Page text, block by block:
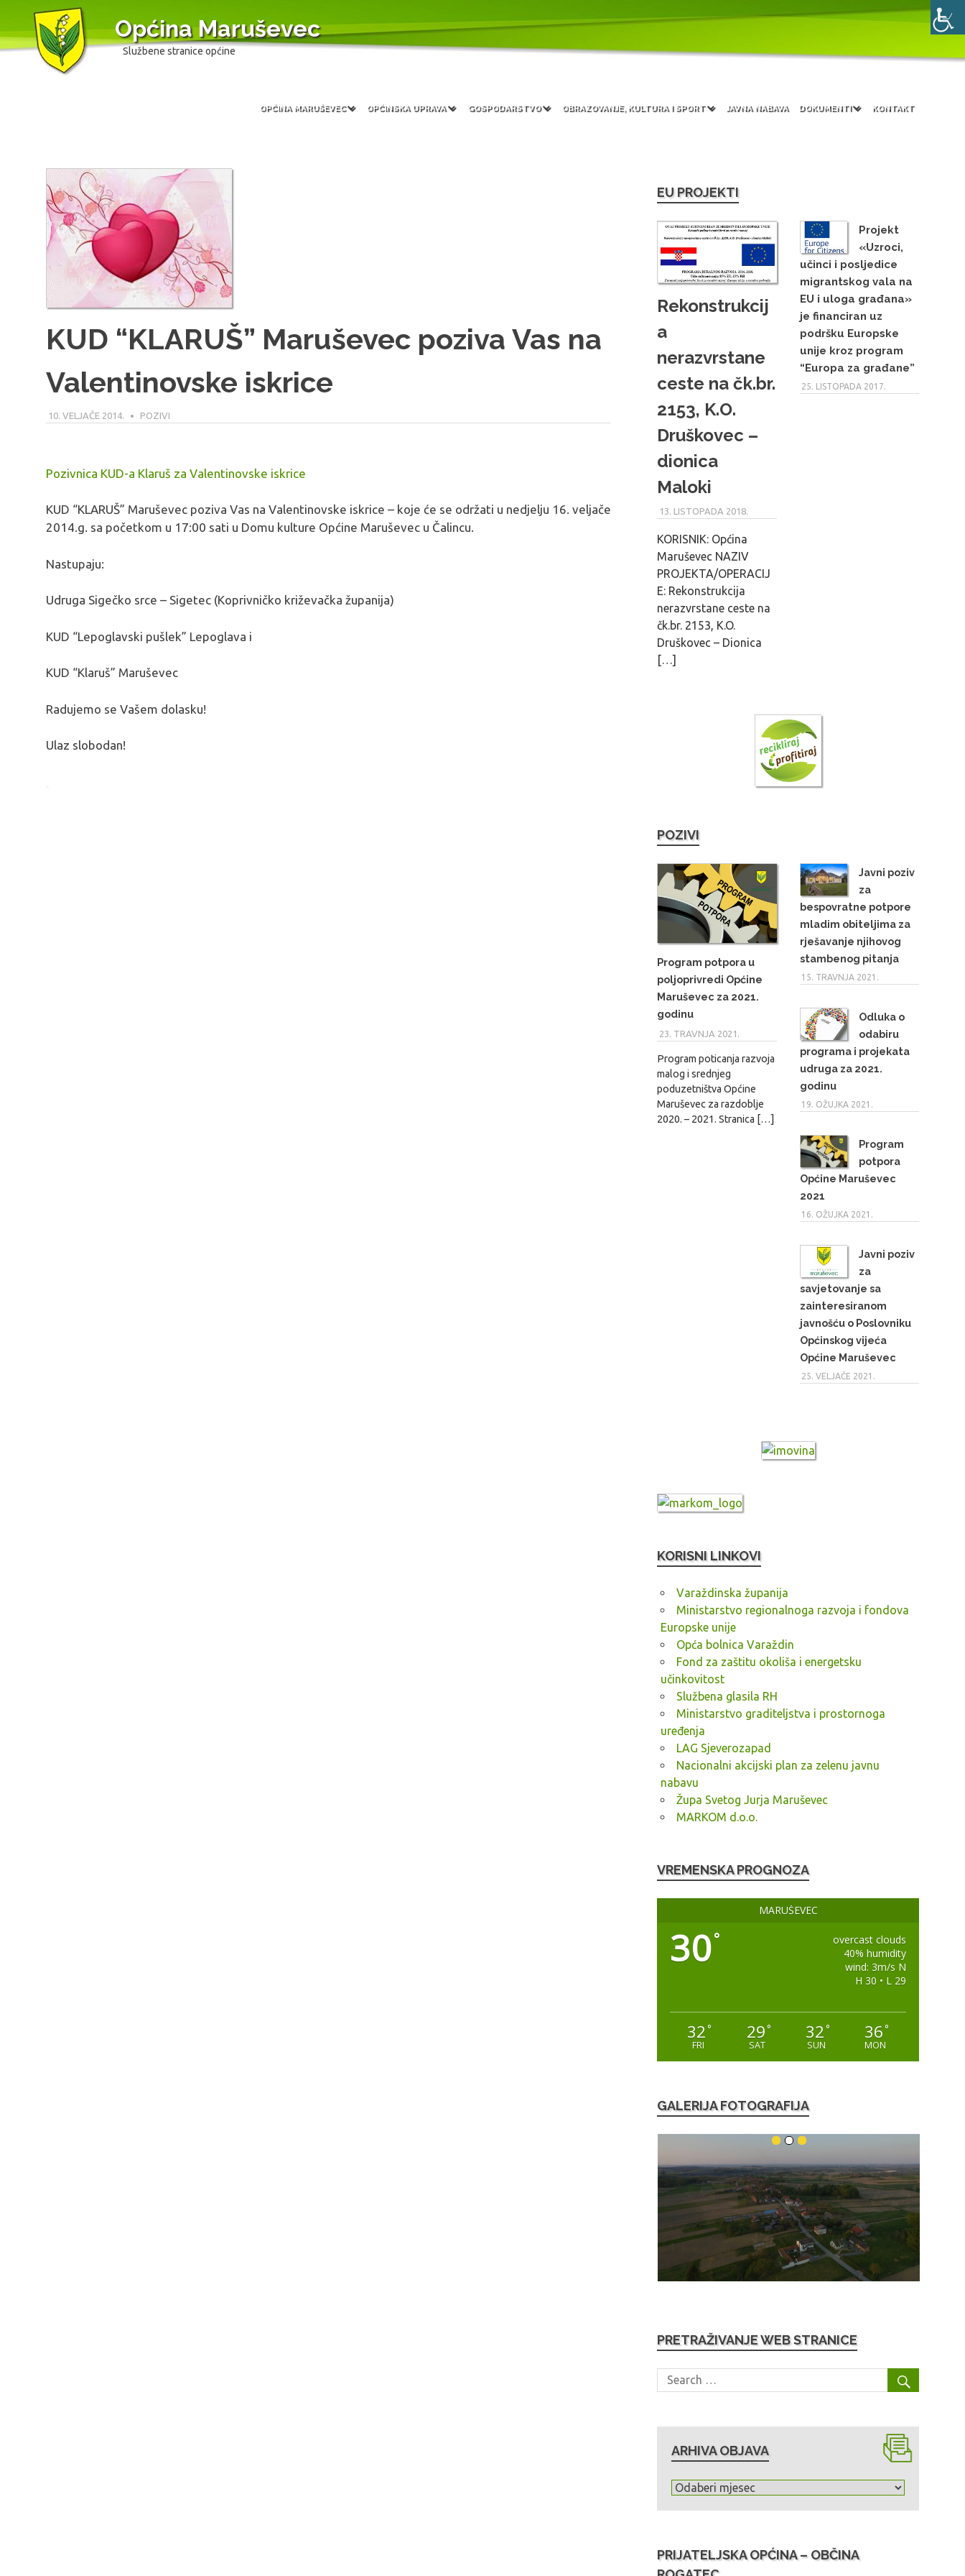
Općina Maruševec
Službene stranice općine
OPĆINA MARUŠEVEC OPĆINSKA UPRAVA GOSPODARSTVO OBRAZOVANJE, KULTURA I SPORT JAVNA NABAVA DOKUMENTI KONTAKT
KUD “KLARUŠ” Maruševec poziva Vas na
Valentinovske iskrice
10. VELJAČE 2014. MODERATOR
POZIVI
Pozivnica KUD-a Klaruš za Valentinovske iskrice
KUD “KLARUŠ” Maruševec poziva Vas na Valentinovske iskrice – koje će se održati u nedjelju 16. veljače
2014.g. sa početkom u 17:00 sati u Domu kulture Općine Maruševec u Čalincu.
Nastupaju:
Udruga Sigečko srce – Sigetec (Koprivničko križevačka županija)
KUD “Lepoglavski pušlek” Lepoglava i
KUD “Klaruš” Maruševec
Radujemo se Vašem dolasku!
Ulaz slobodan!
EU PROJEKTI
Rekonstrukcij
a
nerazvrstane
ceste na čk.br.
2153, K.O.
Druškovec –
dionica
Maloki
13. LISTOPADA 2018.
KORISNIK: Općina
Maruševec NAZIV
PROJEKTA/OPERACIJ
E: Rekonstrukcija
nerazvrstane ceste na
čk.br. 2153, K.O.
Druškovec – Dionica
[…]
Projekt
«Uzroci,
učinci i posljedice
migrantskog vala na
EU i uloga građana»
je financiran uz
podršku Europske
unije kroz program
“Europa za građane”
25. LISTOPADA 2017.
POZIVI
Program potpora u
poljoprivredi Općine
Maruševec za 2021.
godinu
23. TRAVNJA 2021.
Program poticanja razvoja
malog i srednjeg
poduzetništva Općine
Maruševec za razdoblje
2020. – 2021. Stranica […]
Javni poziv
za
bespovratne potpore
mladim obiteljima za
rješavanje njihovog
stambenog pitanja
15. TRAVNJA 2021.
Odluka o
odabiru
programa i projekata
udruga za 2021.
godinu
19. OŽUJKA 2021.
Program
potpora
Općine Maruševec
2021
16. OŽUJKA 2021.
Javni poziv
za
savjetovanje sa
zainteresiranom
javnošću o Poslovniku
Općinskog vijeća
Općine Maruševec
25. VELJAČE 2021.
KORISNI LINKOVI
Varaždinska županija
Ministarstvo regionalnoga razvoja i fondova
Europske unije
Opća bolnica Varaždin
Fond za zaštitu okoliša i energetsku
učinkovitost
Službena glasila RH
Ministarstvo graditeljstva i prostornoga
uređenja
LAG Sjeverozapad
Nacionalni akcijski plan za zelenu javnu
nabavu
Župa Svetog Jurja Maruševec
MARKOM d.o.o.
VREMENSKA PROGNOZA
MARUŠEVEC
30°
overcast clouds
40% humidity
wind: 3m/s N
H 30 • L 29
32°
FRI
29°
SAT
32°
SUN
36°
MON
GALERIJA FOTOGRAFIJA
PRETRAŽIVANJE WEB STRANICE
ARHIVA OBJAVA
A
v
PRIJATELJSKA OPĆINA – OBČINA